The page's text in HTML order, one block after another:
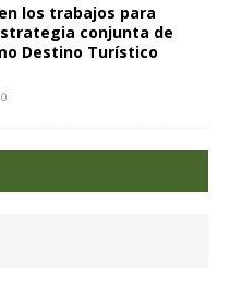
los trabajos para
conjunta de
Destino Turístico
0